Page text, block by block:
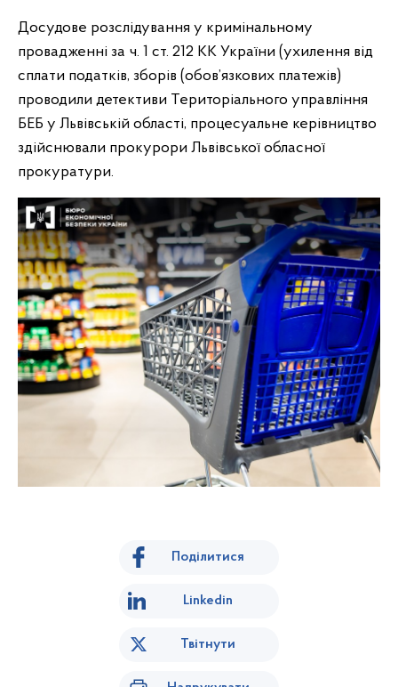
Досудове розслідування у кримінальному
провадженні за ч. 1 ст. 212 КК України (ухилення від
сплати податків, зборів (обов’язкових платежів)
проводили детективи Територіального управління
БЕБ у Львівській області, процесуальне керівництво
здійснювали прокурори Львівської обласної
прокуратури.
Поділитися
Linkedin
Твітнути